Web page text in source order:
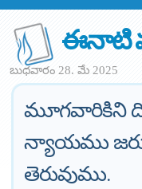
ఈనాటి
బుధవారం 28. మే 2025
మూగవారికిని
న్యాయము
తెరువుము.